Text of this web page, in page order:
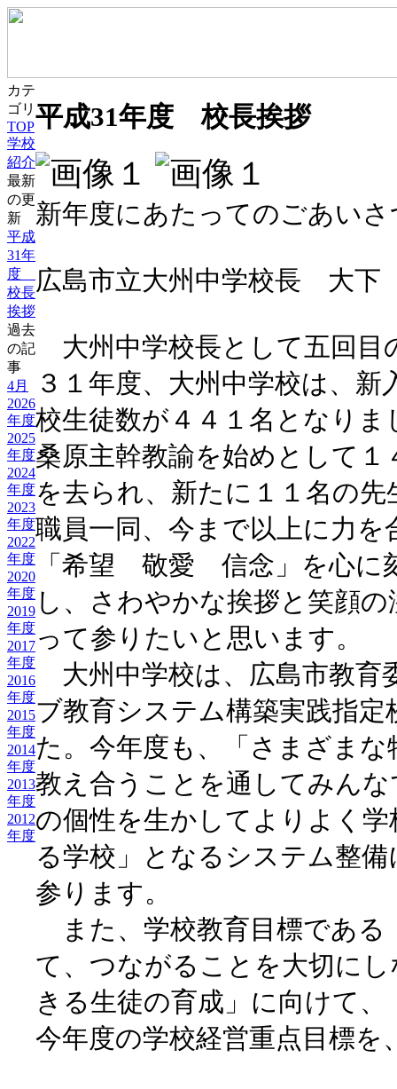
カテ
ゴリ
TOP
学校
紹介
最新
の更
新
平成
31年
度
校長
挨拶
過去
の記
事
4月
2026
年度
2025
年度
2024
年度
2023
年度
2022
年度
2020
年度
2019
年度
2017
年度
2016
年度
2015
年度
2014
年度
2013
年度
2012
年度
平成31年度 校長挨拶
新年度にあたってのごあいさ
広島市立大州中学校長 大
大州中学校長として五回目
３１年度、大州中学校は、
校生徒数が４４１名となり
桑原主幹教諭を始めとして
を去られ、新たに１１名の
職員一同、今まで以上に力
「希望 敬愛 信念」を心に
し、さわやかな挨拶と笑顔
って参りたいと思います。
大州中学校は、広島市教育
ブ教育システム構築実践指
た。今年度も、「さまざま
教え合うことを通してみん
の個性を生かしてよりよく
る学校」となるシステム整
参ります。
また、学校教育目標である
て、つながることを大切に
きる生徒の育成」に向けて、
今年度の学校経営重点目標を